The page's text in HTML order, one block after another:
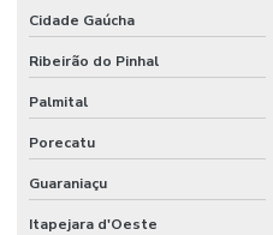
Cidade Gaúcha
Ribeirão do Pinhal
Palmital
Porecatu
Guaraniaçu
Itapejara d'Oeste